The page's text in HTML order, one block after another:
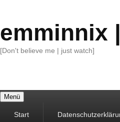
emminnix
[Don't believe me | just watch]
Menü
MenüStart